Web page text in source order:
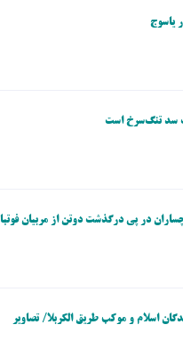
یاسوج
سد تنگ‌سرخ است
در پی درگذشت دوتن از مربیان